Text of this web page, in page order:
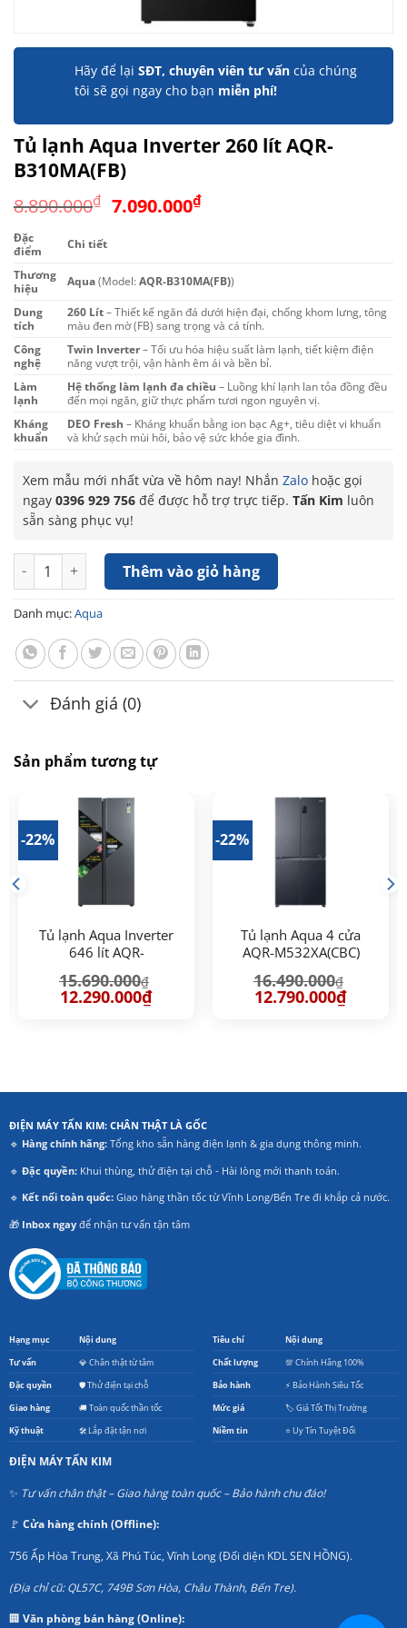
Hãy để lại SĐT, chuyên viên tư vấn của chúng
tôi sẽ gọi ngay cho bạn miễn phí!
Tủ lạnh Aqua Inverter 260 lít AQR-
B310MA(FB)
8.890.000₫ Giá
7.090.000₫Giá
7.090.000₫.
Đặc
điểm
Chi tiết
Thương
hiệu
Aqua(Model:AQR-B310MA(FB))
Dung
tích
260 Lít– Thiết kế ngăn đá dưới hiện đại, chống khom lưng, tông
màu đen mờ (FB) sang trọng và cá tính.
Công
nghệ
Twin Inverter– Tối ưu hóa hiệu suất làm lạnh, tiết kiệm điện
năng vượt trội, vận hành êm ái và bền bỉ.
Làm
lạnh
Hệ thống làm lạnh đa chiều – Luồng khí lạnh lan tỏa đồng đều
đến mọi ngăn, giữ thực phẩm tươi ngon nguyên vị.
Kháng
khuẩn
DEO Fresh – Kháng khuẩn bằng ion bạc Ag+, tiêu diệt vi khuẩn
và khử sạch mùi hôi, bảo vệ sức khỏe gia đình.
Xem mẫu mới nhất vừa về hôm nay! Nhắn Zalo hoặc gọi
ngay 0396 929 756 để được hỗ trợ trực tiếp. Tấn Kim luôn
sẵn sàng phục vụ!
Tủ lạnh Aqua Inverter 260 lít AQR-B310MA(FB) số lượng
Thêm vào giỏ hàng
Danh mục:Aqua
Đánh giá (0)
Sản phẩm tương tự
-22%
Tủ lạnh Aqua Inverter
646 lít AQR-
15.690.000₫
Giá
gốc
12.290.000₫Giá
-22%
Tủ lạnh Aqua 4 cửa
AQR-M532XA(CBC)
16.490.000₫
Giá
gốc
12.790.000₫Giá
ĐIỆN MÁY TẤN KIM: CHÂN THẬT LÀ GỐC
🔹 Hàng chính hãng:Tổng kho sẵn hàng điện lạnh & gia dụng thông minh.
🔹 Đặc quyền:Khui thùng, thử điện tại chỗ - Hài lòng mới thanh toán.
🔹 Kết nối toàn quốc:Giao hàng thần tốc từ Vĩnh Long/Bến Tre đi khắp cả nước.
🎁 Inbox ngayđể nhận tư vấn tận tâm
Hạng mục Nội dung
Tư vấn 💎 Chân thật từ tâm
Đặc quyền 🛡️ Thử điện tại chỗ
Giao hàng 🚚 Toàn quốc thần tốc
Kỹ thuật 🛠️ Lắp đặt tận nơi
Tiêu chí Nội dung
Chất lượng 💯 Chính Hãng 100%
Bảo hành ⚡ Bảo Hành Siêu Tốc
Mức giá 🏷️ Giá Tốt Thị Trường
Niềm tin ⭐ Uy Tín Tuyệt Đối
ĐIỆN MÁY TẤN KIM
✨ Tư vấn chân thật – Giao hàng toàn quốc – Bảo hành chu đáo!
🚩 Cửa hàng chính (Offline):
756 Ấp Hòa Trung, Xã Phú Túc, Vĩnh Long (Đối diện KDL SEN HỒNG).
(Địa chỉ cũ: QL57C, 749B Sơn Hòa, Châu Thành, Bến Tre).
🏢 Văn phòng bán hàng (Online):